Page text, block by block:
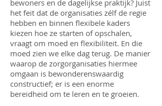
bewoners en de dagelijkse praktijk? Juist
het feit dat de organisaties zélf de regie
hebben en binnen flexibele kaders
kiezen hoe ze starten of opschalen,
vraagt om moed en flexibiliteit. En die
moed zien we elke dag terug. De manier
waarop de zorgorganisaties hiermee
omgaan is bewonderenswaardig
constructief; er is een enorme
bereidheid om te leren en te groeien.